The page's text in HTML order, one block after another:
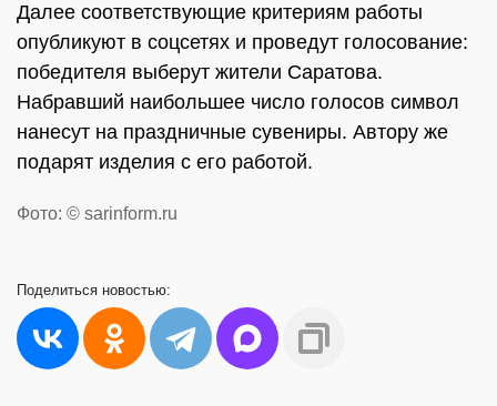
Далее соответствующие критериям работы
опубликуют в соцсетях и проведут голосование:
победителя выберут жители Саратова.
Набравший наибольшее число голосов символ
нанесут на праздничные сувениры. Автору же
подарят изделия с его работой.
Фото: © sarinform.ru
Поделиться новостью: